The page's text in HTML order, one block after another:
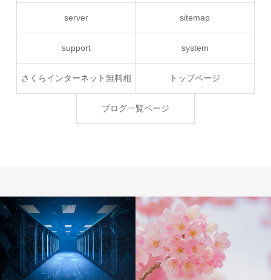
server sitemap
support system
さくらインターネット無料相 トップページ
ブログ一覧ページ
サーバー